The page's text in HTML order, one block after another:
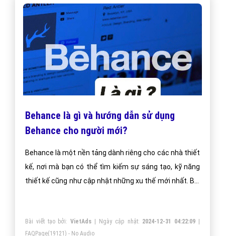
Behance là gì và hướng dẫn sử dụng
Behance cho người mới?
Behance là một nền tảng dành riêng cho các nhà thiết
kế, nơi mà bạn có thể tìm kiếm sự sáng tạo, kỹ năng
thiết kế cũng như cập nhật những xu thế mới nhất. Bài
cập.
Bài viết tạo bởi:VietAds | Ngày cập nhật: 2024-12-31 04:22:09
FAQPage(19121) - No Audio